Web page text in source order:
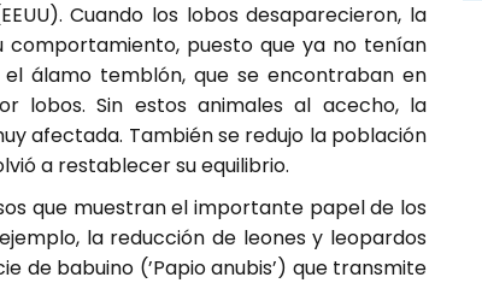
Cuando los lobos desaparecieron, la
comportamiento, puesto que ya no tenían
álamo temblón, que se encontraban en
lobos. Sin estos animales al acecho, la
afectada. También se redujo la población
a restablecer su equilibrio.
que muestran el importante papel de los
la reducción de leones y leopardos
de babuino (’Papio anubis’) que transmite